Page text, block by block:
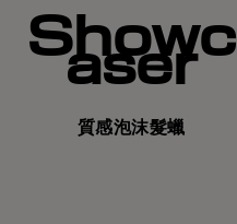
Showc
aser
質感泡沫髮蠟